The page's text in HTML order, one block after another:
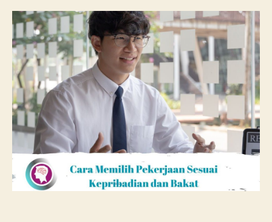
Pekerjaan
Sesuai
Kepribadian
dan
Bakat